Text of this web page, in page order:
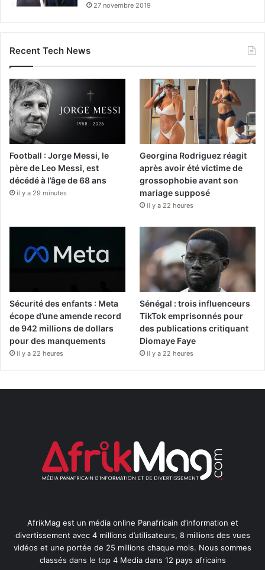
27 novembre 2019
Recent Tech News
Football : Jorge Messi, le
père de Leo Messi, est
décédé à l’âge de 68 ans
il y a 29 minutes
Georgina Rodriguez réagit
après avoir été victime de
grossophobie avant son
mariage supposé
il y a 22 heures
Sécurité des enfants : Meta
écope d’une amende record
de 942 millions de dollars
pour des manquements
il y a 22 heures
Sénégal : trois influenceurs
TikTok emprisonnés pour
des publications critiquant
Diomaye Faye
il y a 22 heures
AfrikMag est un média online Panafricain d’information et
divertissement avec 4 millions d’utilisateurs, 8 millions des vues
vidéos et une portée de 25 millions chaque mois. Nous sommes
classés dans le top 4 Media dans 12 pays africains